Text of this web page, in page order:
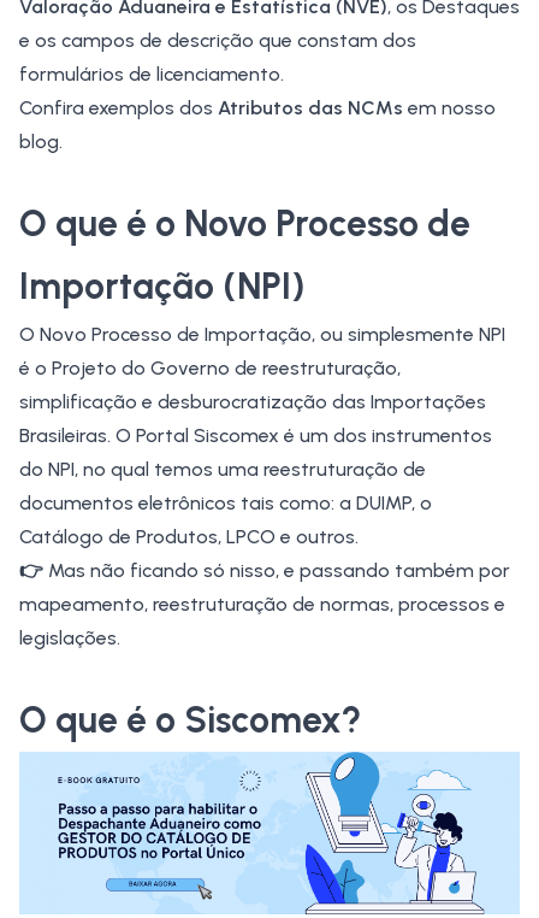
Valoração Aduaneira e Estatística (NVE), os Destaques
e os campos de descrição que constam dos
formulários de licenciamento.
Confira exemplos dos Atributos das NCMs em nosso
blog.
O que é o Novo Processo de
Importação (NPI)
O Novo Processo de Importação, ou simplesmente NPI
é o Projeto do Governo de reestruturação,
simplificação e desburocratização das Importações
Brasileiras. O Portal Siscomex é um dos instrumentos
do NPI, no qual temos uma reestruturação de
documentos eletrônicos tais como: a DUIMP, o
Catálogo de Produtos, LPCO e outros.
👉 Mas não ficando só nisso, e passando também por
mapeamento, reestruturação de normas, processos e
legislações.
O que é o Siscomex?